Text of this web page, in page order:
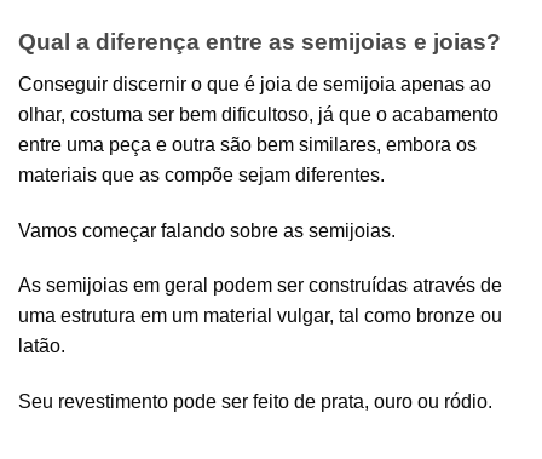
Qual a diferença entre as semijoias e joias?
Conseguir discernir o que é joia de semijoia apenas ao
olhar, costuma ser bem dificultoso, já que o acabamento
entre uma peça e outra são bem similares, embora os
materiais que as compõe sejam diferentes.
Vamos começar falando sobre as semijoias.
As semijoias em geral podem ser construídas através de
uma estrutura em um material vulgar, tal como bronze ou
latão.
Seu revestimento pode ser feito de prata, ouro ou ródio.